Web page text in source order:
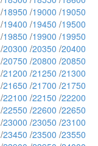
/18950 /19000 /19050
/19400 /19450 /19500
/19850 /19900 /19950
/20300 /20350 /20400
/20750 /20800 /20850
/21200 /21250 /21300
/21650 /21700 /21750
/22100 /22150 /22200
/22550 /22600 /22650
/23000 /23050 /23100
/23450 /23500 /23550